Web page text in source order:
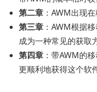
第二章 ：AWM出现
第三章 ：AWM根据
成为一种常见的获取
第四章 ：带AWM的
更顺利地获得这个软件